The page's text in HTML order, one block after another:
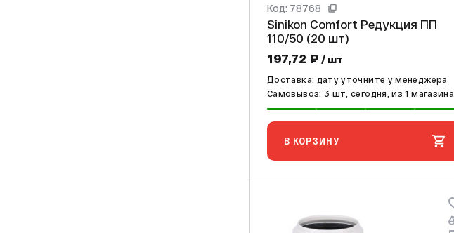
Код: 78768
Sinikon Comfort Редукция ПП
110/50 (20 шт)
197,72 ₽ / шт
Доставка: дату уточните у менеджера
Самовывоз: 3 шт, сегодня, из1 магазина
В КОРЗИНУ